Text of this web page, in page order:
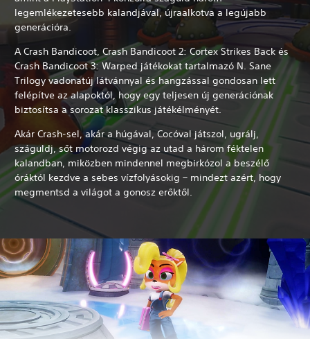
legemlékezetesebb kalandjával, újraalkotva a legújabb
generációra.
A Crash Bandicoot, Crash Bandicoot 2: Cortex Strikes Back és
Crash Bandicoot 3: Warped játékokat tartalmazó N. Sane
Trilogy vadonatúj látvánnyal és hangzással gondosan lett
felépítve az alapoktól, hogy egy teljesen új generációnak
biztosítsa a sorozat klasszikus játékélményét.
Akár Crash-sel, akár a húgával, Cocóval játszol, ugrálj,
száguldj, sőt motorozd végig az utad a három féktelen
kalandban, miközben mindennel megbirkózol a beszélő
óráktól kezdve a sebes vízfolyásokig – mindezt azért, hogy
megmentsd a világot a gonosz erőktől.